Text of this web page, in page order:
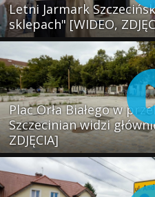
Letni Jarmark
sklepach" [WIDEO,
Plac Orła Białego w
Szczecinian widzi
ZDJĘCIA]